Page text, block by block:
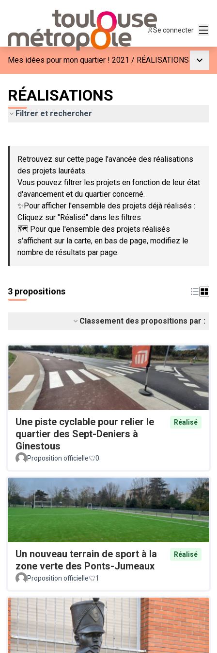
Se connecter
Mes idées pour mon quartier ! 2021 / RÉALISATIONS
RÉALISATIONS
Filtrer et rechercher
−
Retrouvez sur cette page l'avancée des réalisations
des projets lauréats.
Vous pouvez filtrer les projets en fonction de leur état
d'avancement et du quartier concerné.
✨Pour afficher l'ensemble des projets déjà réalisés :
Cliquez sur "Réalisé" dans les filtres
🗺️ Pour que l'ensemble des projets réalisés
s'affichent sur la carte, en bas de page, modifiez le
nombre de résultats par page.
3 propositions
Classement des propositions par :
Une piste cyclable pour relier le
quartier des Sept-Deniers à
Ginestous
Réalisé
Proposition officielle 0
Un nouveau terrain de sport à la
zone verte des Ponts-Jumeaux
Réalisé
Proposition officielle 1